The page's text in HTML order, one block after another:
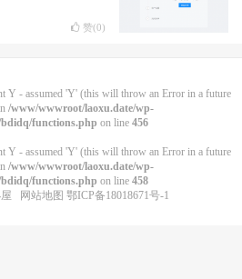
赞(0)
Y - assumed 'Y' (this will throw an Error in a future
/www/wwwroot/laoxu.date/wp-
bdidq/functions.php on line 456
Y - assumed 'Y' (this will throw an Error in a future
/www/wwwroot/laoxu.date/wp-
bdidq/functions.php on line 458
网站地图 鄂ICP备18018671号-1